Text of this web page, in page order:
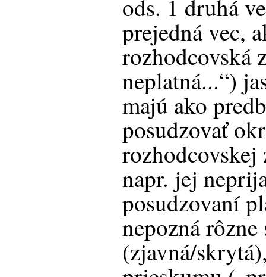
ods. 1 druhá
prejedná vec,
rozhodcovská
neplatná...“)
majú ako
posudzovať
napr. jej
posudzovaní
nepozná
(zjavná/